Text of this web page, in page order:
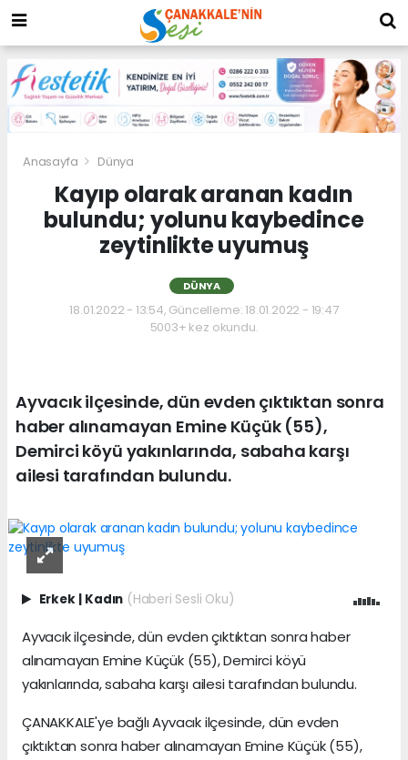
Anasayfa Dünya
Kayıp olarak aranan kadın
bulundu; yolunu kaybedince
zeytinlikte uyumuş
DÜNYA
18.01.2022 - 13:54, Güncelleme: 18.01.2022 - 19:47
5003+ kez okundu.
Ayvacık ilçesinde, dün evden çıktıktan sonra
haber alınamayan Emine Küçük (55),
Demirci köyü yakınlarında, sabaha karşı
ailesi tarafından bulundu.
Erkek | Kadın (Haberi Sesli Oku)
Ayvacık ilçesinde, dün evden çıktıktan sonra haber
alınamayan Emine Küçük (55), Demirci köyü
yakınlarında, sabaha karşı ailesi tarafından bulundu.
ÇANAKKALE'ye bağlı Ayvacık ilçesinde, dün evden
çıktıktan sonra haber alınamayan Emine Küçük (55),